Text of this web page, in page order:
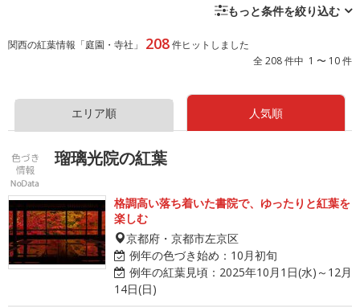
もっと条件を絞り込む
関西の紅葉情報「庭園・寺社」 208件ヒットしました
全 208 件中 1 〜 10 件
エリア順 人気順
瑠璃光院の紅葉
格調高い落ち着いた書院で、ゆったりと紅葉を
楽しむ
京都府・京都市左京区
例年の色づき始め： 10月初旬
例年の紅葉見頃： 2025年10月1日(水)～12月
14日(日)